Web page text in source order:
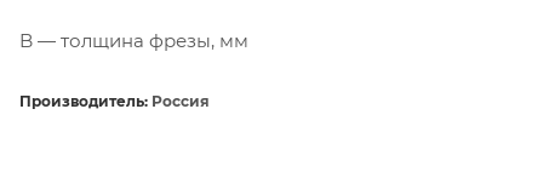
B — толщина фрезы, мм
Производитель: Россия